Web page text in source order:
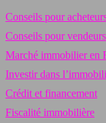
Conseils pour
Conseils pour vendeurs
Marché immobilier en
Investir dans
Crédit et financement
Fiscalité immobilière